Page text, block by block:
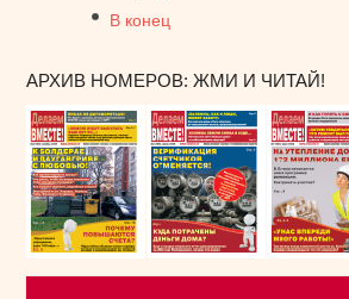
В конец
АРХИВ НОМЕРОВ: ЖМИ И ЧИТАЙ!